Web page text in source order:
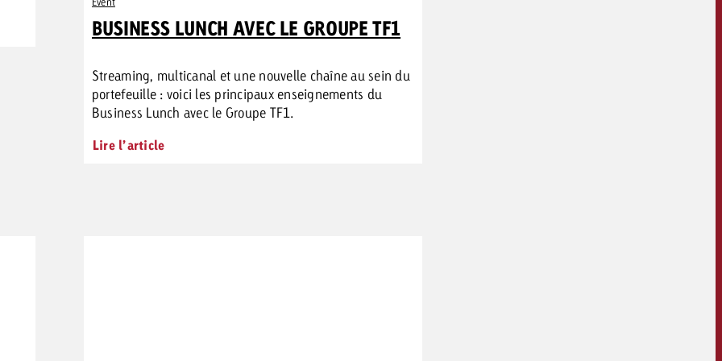
BUSINESS LUNCH AVEC LE GROUPE TF1
Streaming, multicanal et une nouvelle chaîne au sein du
portefeuille : voici les principaux enseignements du
Business Lunch avec le Groupe TF1.
Lire l’article